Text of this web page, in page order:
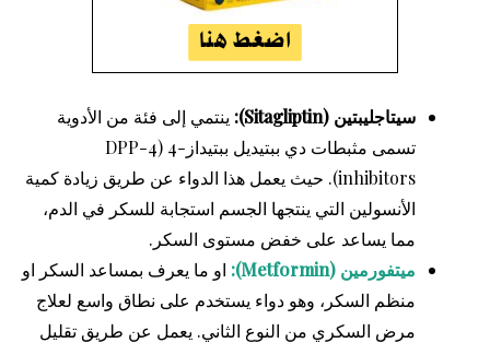
سيتاجليبتين (Sitagliptin):
ينتمي إلى فئة من الأدوية
تسمى مثبطات دي ببتيديل ببتيداز-4 (DPP-4
inhibitors). حيث يعمل هذا الدواء عن طريق زيادة كمية
الأنسولين التي ينتجها الجسم استجابة للسكر في الدم،
مما يساعد على خفض مستوى السكر.
ميتفورمين (Metformin):
او ما يعرف بمساعد السكر او
منظم السكر، وهو دواء يستخدم على نطاق واسع لعلاج
مرض السكري من النوع الثاني. يعمل عن طريق تقليل